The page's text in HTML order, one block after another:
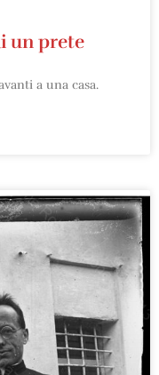
un prete
a una casa.